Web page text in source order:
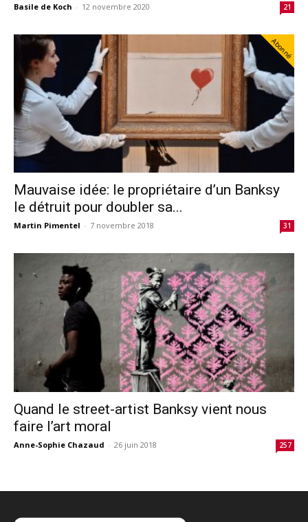
Basile de Koch - 12 novembre 2020 21
Abonné
Mauvaise idée: le propriétaire d’un Banksy
le détruit pour doubler sa...
Martin Pimentel - 7 novembre 2018 31
Quand le street-artist Banksy vient nous
faire l’art moral
Anne-Sophie Chazaud - 26 juin 2018 257